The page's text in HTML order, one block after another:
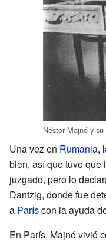
Néstor Majnó y
Una vez en Rumania,
bien, así que tuvo que
juzgado, pero lo
Dantzig, donde fue
a Paríscon la ayuda
En París, Majnó vivió